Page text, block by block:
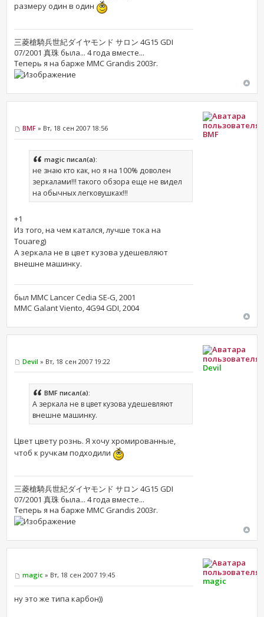
размеру один в один
三菱槍騎兵世紀ダイヤモンド サロン 4G15 GDI
07/2001 真珠 была... 4 года вместе...
Теперь я на барже MMC Grandis 2003г.
BMF » Вт, 18 сен 2007 18:56
magic писал(а):
не знаю кто как, но я на 100% доволен
зеркалами!!! такого обзора еще не видел
на обычных легковушках!!!
+1
Из того, на чем катался, лучше тока на
Touareg)
А зеркала не в цвет кузова удешевляют
внешне машинку.
был MMC Lancer Cedia SE-G, 2001
MMC Galant Viento, 4G94 GDI, 2004
BMF
Devil » Вт, 18 сен 2007 19:22
BMF писал(а):
А зеркала не в цвет кузова удешевляют
внешне машинку.
Цвет цвету рознь. Я хочу хромированные,
чтоб к ручкам подходили
三菱槍騎兵世紀ダイヤモンド サロン 4G15 GDI
07/2001 真珠 была... 4 года вместе...
Теперь я на барже MMC Grandis 2003г.
Devil
magic » Вт, 18 сен 2007 19:45
ну это же типа карбон))
magic